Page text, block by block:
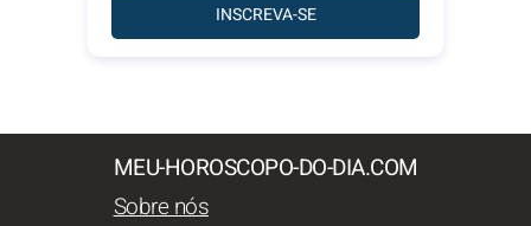
INSCREVA-SE
MEU-HOROSCOPO-DO-DIA.COM
Sobre nós